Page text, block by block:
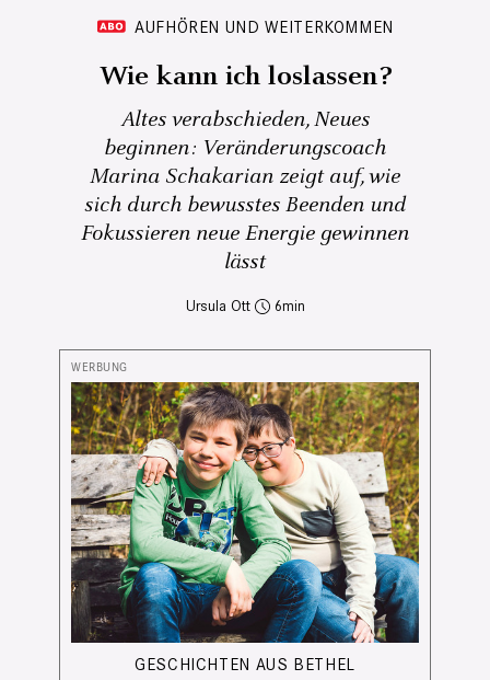
AUFHÖREN UND WEITERKOMMEN
Wie kann ich loslassen?
Altes verabschieden, Neues
beginnen: Veränderungscoach
Marina Schakarian zeigt auf, wie
sich durch bewusstes Beenden und
Fokussieren neue Energie gewinnen
lässt
Ursula Ott 6
GESCHICHTEN AUS BETHEL